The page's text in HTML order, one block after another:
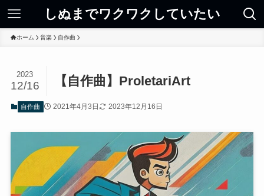
しぬまでワクワクしていたい
ホーム 音楽 自作曲
【自作曲】ProletariArt
2023
12/16
自作曲 2021年4月3日 2023年12月16日